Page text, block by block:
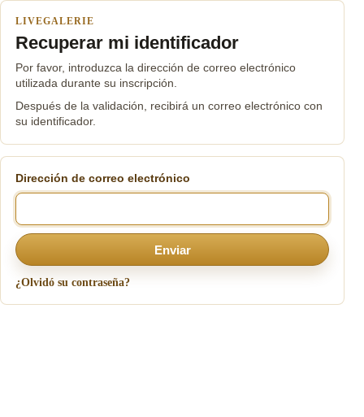
LIVEGALERIE
Recuperar mi identificador
Por favor, introduzca la dirección de correo electrónico
utilizada durante su inscripción.
Después de la validación, recibirá un correo electrónico con
su identificador.
Dirección de correo electrónico
Enviar
¿Olvidó su contraseña?